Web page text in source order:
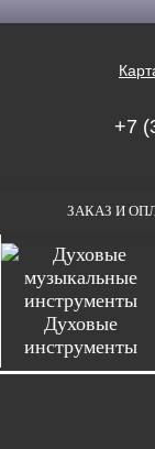
+7
ЗАКАЗ И
Духовые
инструменты